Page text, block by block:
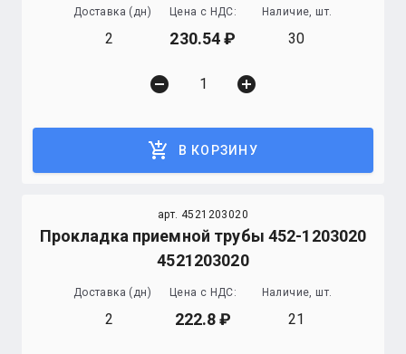
Доставка (дн)
2
Цена с НДС:
230.54
Наличие, шт.
30
remove_circle add_circle
add_shopping_cart В КОРЗИНУ
арт. 4521203020
Прокладка приемной трубы 452-1203020
4521203020
Доставка (дн)
2
Цена с НДС:
222.8
Наличие, шт.
21